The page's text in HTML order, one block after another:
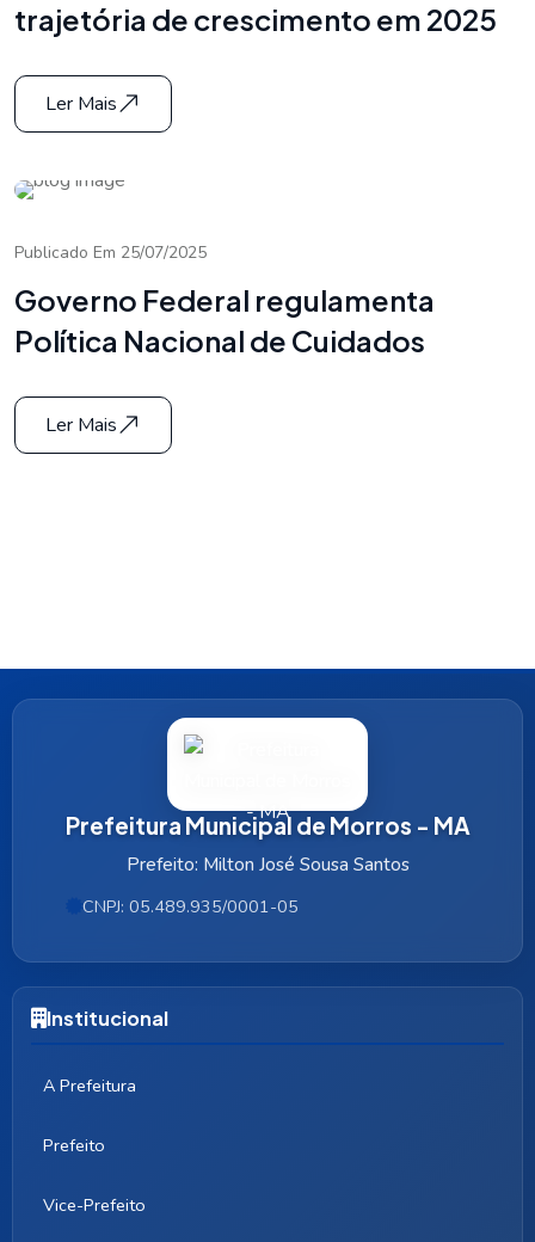
trajetória de crescimento em 2025
Ler Mais
Publicado Em 25/07/2025
Governo Federal regulamenta
Política Nacional de Cuidados
Ler Mais
Prefeitura Municipal de Morros - MA
Prefeito: Milton José Sousa Santos
CNPJ: 05.489.935/0001-05
Institucional
A Prefeitura
Prefeito
Vice-Prefeito